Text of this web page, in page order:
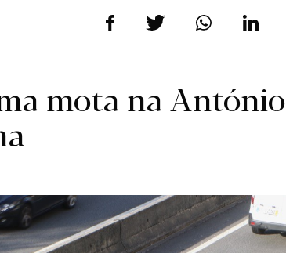
mota na António